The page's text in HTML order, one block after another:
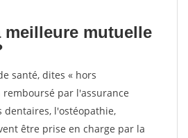
meilleure mutuelle
santé, dites « hors
par l'assurance
dentaires, l'ostéopathie,
être prise en charge par la